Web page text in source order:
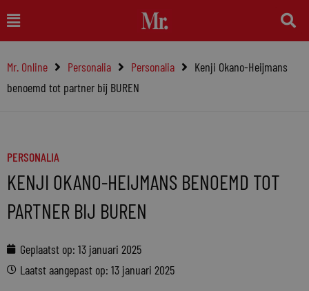
naar
inhoud
Main
Menu
Mr. Online Personalia Personalia
Kenji Okano-Heijmans
benoemd tot partner bij BUREN
PERSONALIA
KENJI OKANO-HEIJMANS BENOEMD TOT
PARTNER BIJ BUREN
Geplaatst op: 13 januari 2025
Laatst aangepast op: 13 januari 2025